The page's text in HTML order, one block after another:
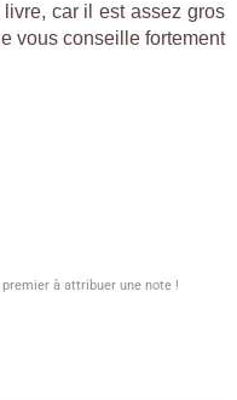
livre, car il est assez gros
vous conseille fortement
à attribuer une note !